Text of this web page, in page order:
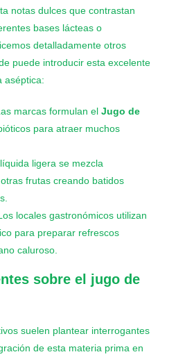
notas dulces que contrastan
bases lácteas o
detalladamente otros
puede introducir esta excelente
aséptica:
marcas formulan elJugo de
para atraer muchos
líquida ligera se mezcla
frutas creando batidos
locales gastronómicos utilizan
para preparar refrescos
caluroso.
sobre el jugo de
suelen plantear interrogantes
de esta materia prima en